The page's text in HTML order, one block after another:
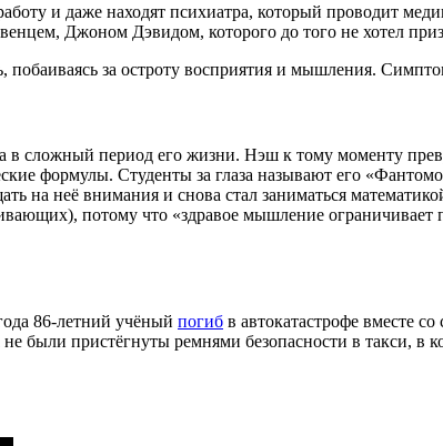
и даже находят психиатра, который проводит
Джоном Дэвидом, которого до того не хотел
за остроту восприятия и мышления.
сложный период его жизни. Нэш к тому моменту
формулы. Студенты за глаза называют его
на неё внимания и снова стал заниматься
потому что «здравое мышление ограничивает
86-летний учёный погиб в автокатастрофе вместе
были пристёгнуты ремнями безопасности в такси, в